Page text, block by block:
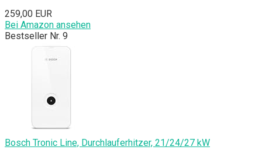
259,00 EUR
Bei Amazon ansehen
Bestseller Nr. 9
Bosch Tronic Line, Durchlauferhitzer, 21/24/27 kW